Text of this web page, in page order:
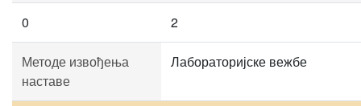
0 2
Методе извођења
наставе
Лабораторијске вежбе